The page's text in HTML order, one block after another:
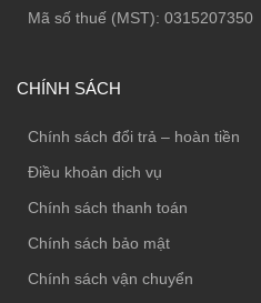
Mã số thuế (MST): 0315207350
CHÍNH SÁCH
Chính sách đổi trả – hoàn tiền
Điều khoản dịch vụ
Chính sách thanh toán
Chính sách bảo mật
Chính sách vận chuyển